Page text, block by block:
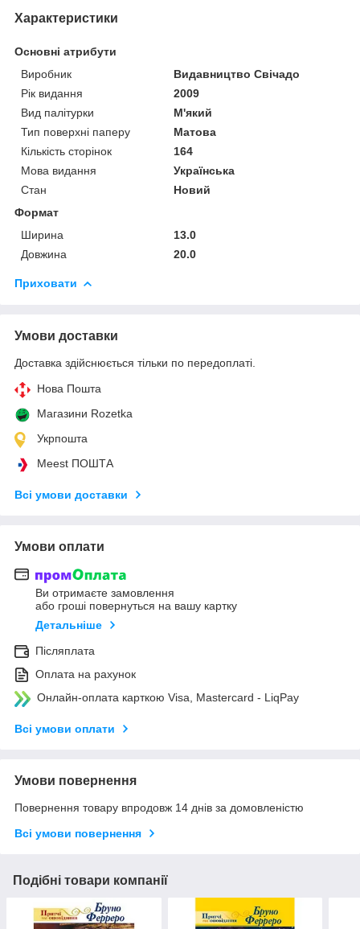
Характеристики
Основні атрибути
Виробник
Видавництво Свічадо
Рік видання
2009
Вид палітурки
М'який
Тип поверхні паперу
Матова
Кількість сторінок
164
Мова видання
Українська
Стан
Новий
Формат
Ширина
13.0
Довжина
20.0
Приховати
Умови доставки
Доставка здійснюється тільки по передоплаті.
Нова Пошта
Магазини Rozetka
Укрпошта
Meest ПОШТА
Всі умови доставки
Умови оплати
Ви отримаєте замовлення
або гроші повернуться на вашу картку
Детальніше
Післяплата
Оплата на рахунок
Онлайн-оплата карткою Visa, Mastercard - LiqPay
Всі умови оплати
Умови повернення
Повернення товару впродовж 14 днів за домовленістю
Всі умови повернення
Подібні товари компанії